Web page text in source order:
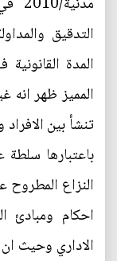
التدقيق
المدة
المميز ظهر انه
تنشأ بين
باعتبارها
النزاع المطروح
احكام ومبادئ
الاداري وحيث